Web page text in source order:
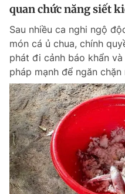
quan chức năng siết
Sau nhiều ca nghi ngộ
món cá ủ chua, chính
phát đi cảnh báo khẩn
pháp mạnh để ngăn